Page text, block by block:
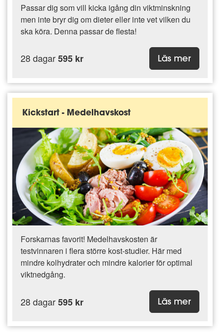
Passar dig som vill kicka igång din viktminskning
men inte bryr dig om dieter eller inte vet vilken du
ska köra. Denna passar de flesta!
28 dagar595 kr Läs mer
Kickstart - Medelhavskost
Forskarnas favorit! Medelhavskosten är
testvinnaren i flera större kost-studier. Här med
mindre kolhydrater och mindre kalorier för optimal
viktnedgång.
28 dagar595 kr Läs mer